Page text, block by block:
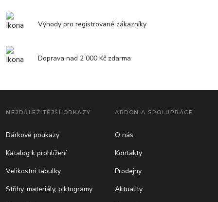
Výhody pro registrované zákazníky
Doprava nad 2 000 Kč zdarma
NEJDŮLEŽITĚJŠÍ ODKAZY
Dárkové poukazy
Katalog k prohlížení
Velikostní tabulky
Střihy, materiály, piktogramy
ARDON A SPOLUPRÁCE
O nás
Kontakty
Prodejny
Aktuality